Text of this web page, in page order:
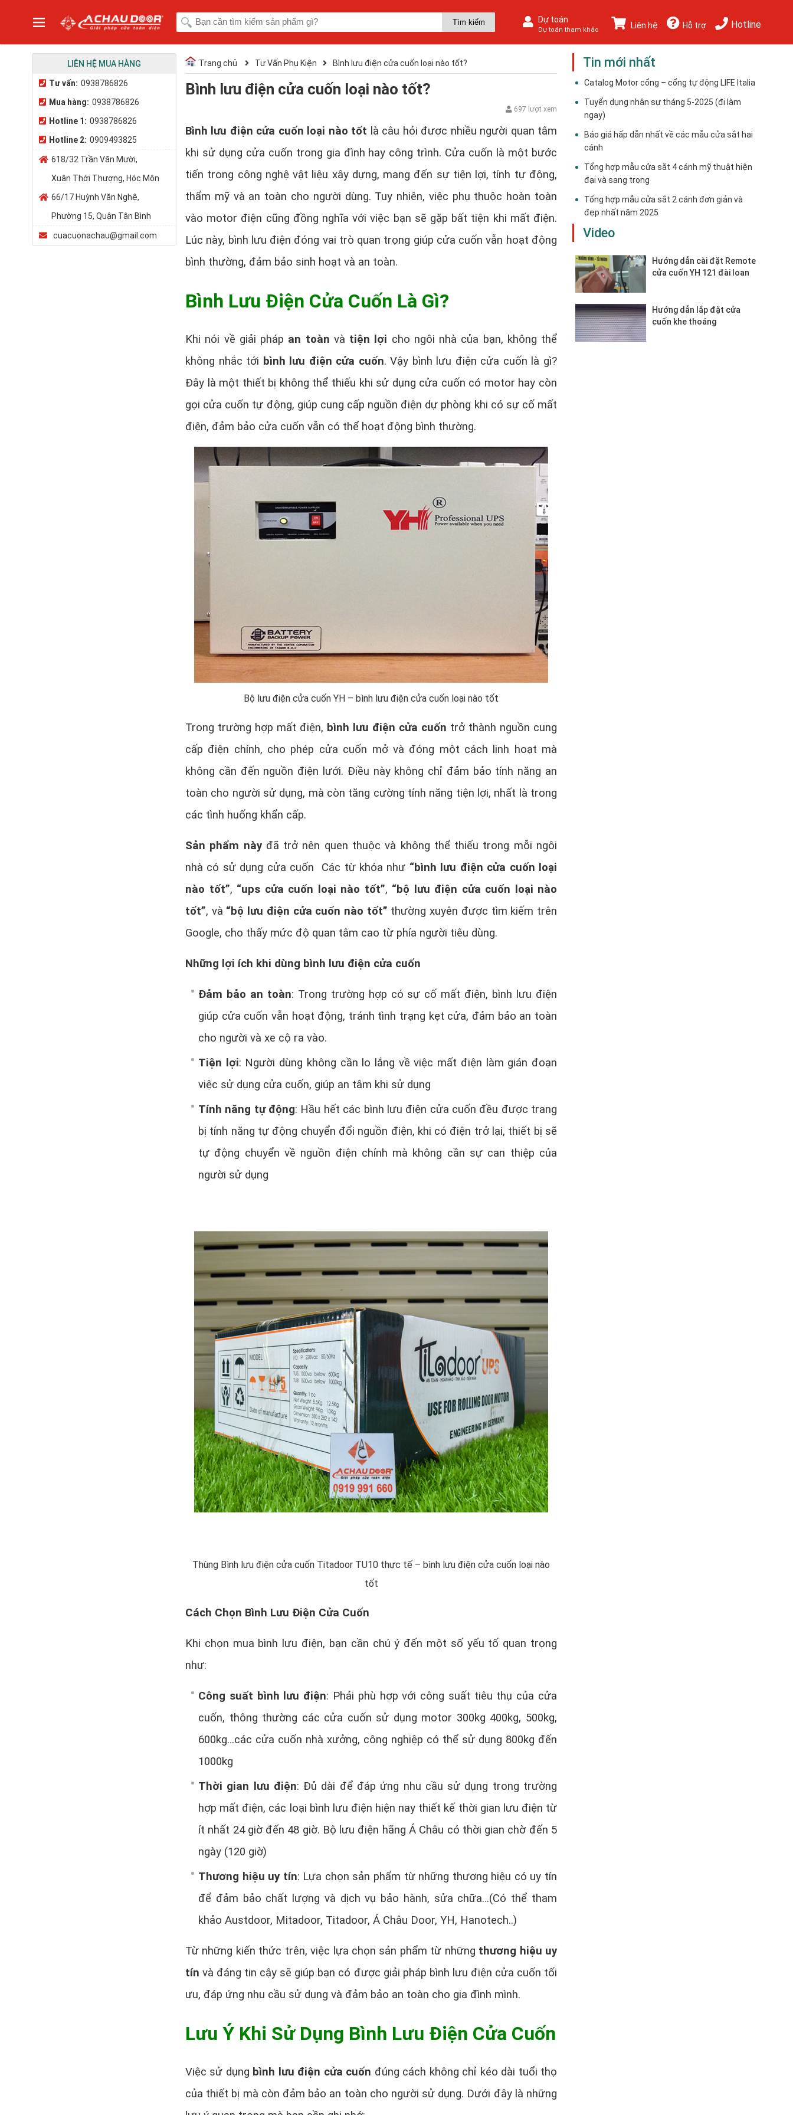
Dự toán
Dự toán tham khảo Liên hệ Hỗ trợ Hotline
LIÊN HỆ MUA HÀNG
Tư vấn: 0938786826
Mua hàng: 0938786826
Hotline 1: 0938786826
Hotline 2: 0909493825
618/32 Trần Văn Mười,
Xuân Thới Thượng, Hóc Môn
66/17 Huỳnh Văn Nghệ,
Phường 15, Quận Tân Bình
cuacuonachau@gmail.com
Trang chủ Tư Vấn Phụ Kiện Bình lưu điện cửa cuốn loại nào tốt?
Bình lưu điện cửa cuốn loại nào tốt?
697 lượt xem
Bình lưu điện cửa cuốn loại nào tốt là câu hỏi được nhiều người quan tâm
khi sử dụng cửa cuốn trong gia đình hay công trình. Cửa cuốn là một bước
tiến trong công nghệ vật liệu xây dựng, mang đến sự tiện lợi, tính tự động,
thẩm mỹ và an toàn cho người dùng. Tuy nhiên, việc phụ thuộc hoàn toàn
vào motor điện cũng đồng nghĩa với việc bạn sẽ gặp bất tiện khi mất điện.
Lúc này, bình lưu điện đóng vai trò quan trọng giúp cửa cuốn vẫn hoạt động
bình thường, đảm bảo sinh hoạt và an toàn.
Bình Lưu Điện Cửa Cuốn Là Gì?
Khi nói về giải pháp an toàn và tiện lợi cho ngôi nhà của bạn, không thể
không nhắc tới bình lưu điện cửa cuốn. Vậy bình lưu điện cửa cuốn là gì?
Đây là một thiết bị không thể thiếu khi sử dụng cửa cuốn có motor hay còn
gọi cửa cuốn tự động, giúp cung cấp nguồn điện dự phòng khi có sự cố mất
điện, đảm bảo cửa cuốn vẫn có thể hoạt động bình thường.
Bộ lưu điện cửa cuốn YH – bình lưu điện cửa cuốn loại nào tốt
Trong trường hợp mất điện, bình lưu điện cửa cuốn trở thành nguồn cung
cấp điện chính, cho phép cửa cuốn mở và đóng một cách linh hoạt mà
không cần đến nguồn điện lưới. Điều này không chỉ đảm bảo tính năng an
toàn cho người sử dụng, mà còn tăng cường tính năng tiện lợi, nhất là trong
các tình huống khẩn cấp.
Sản phẩm nàyđã trở nên quen thuộc và không thể thiếu trong mỗi ngôi
nhà có sử dụng cửa cuốn Các từ khóa như “bình lưu điện cửa cuốn loại
nào tốt”, “ups cửa cuốn loại nào tốt”, “bộ lưu điện cửa cuốn loại nào
tốt”, và “bộ lưu điện cửa cuốn nào tốt” thường xuyên được tìm kiếm trên
Google, cho thấy mức độ quan tâm cao từ phía người tiêu dùng.
Những lợi ích khi dùng bình lưu điện cửa cuốn
Đảm bảo an toàn: Trong trường hợp có sự cố mất điện, bình lưu điện
giúp cửa cuốn vẫn hoạt động, tránh tình trạng kẹt cửa, đảm bảo an toàn
cho người và xe cộ ra vào.
Tiện lợi: Người dùng không cần lo lắng về việc mất điện làm gián đoạn
việc sử dụng cửa cuốn, giúp an tâm khi sử dụng
Tính năng tự động: Hầu hết các bình lưu điện cửa cuốn đều được trang
bị tính năng tự động chuyển đổi nguồn điện, khi có điện trở lại, thiết bị sẽ
tự động chuyển về nguồn điện chính mà không cần sự can thiệp của
người sử dụng
Thùng Bình lưu điện cửa cuốn Titadoor TU10 thực tế – bình lưu điện cửa cuốn loại nào
tốt
Cách Chọn Bình Lưu Điện Cửa Cuốn
Khi chọn mua bình lưu điện, bạn cần chú ý đến một số yếu tố quan trọng
như:
Công suất bình lưu điện: Phải phù hợp với công suất tiêu thụ của cửa
cuốn, thông thường các cửa cuốn sử dụng motor 300kg 400kg, 500kg,
600kg…các cửa cuốn nhà xưởng, công nghiệp có thể sử dụng 800kg đến
1000kg
Thời gian lưu điện: Đủ dài để đáp ứng nhu cầu sử dụng trong trường
hợp mất điện, các loại bình lưu điện hiện nay thiết kế thời gian lưu điện từ
ít nhất 24 giờ đến 48 giờ. Bộ lưu điện hãng Á Châu có thời gian chờ đến 5
ngày (120 giờ)
Thương hiệu uy tín: Lựa chọn sản phẩm từ những thương hiệu có uy tín
để đảm bảo chất lượng và dịch vụ bảo hành, sửa chữa…(Có thể tham
khảo Austdoor, Mitadoor, Titadoor, Á Châu Door, YH, Hanotech..)
Từ những kiến thức trên, việc lựa chọn sản phẩm từ những thương hiệu uy
tín và đáng tin cậy sẽ giúp bạn có được giải pháp bình lưu điện cửa cuốn tối
ưu, đáp ứng nhu cầu sử dụng và đảm bảo an toàn cho gia đình mình.
Lưu Ý Khi Sử Dụng Bình Lưu Điện Cửa Cuốn
Việc sử dụng bình lưu điện cửa cuốn đúng cách không chỉ kéo dài tuổi thọ
của thiết bị mà còn đảm bảo an toàn cho người sử dụng. Dưới đây là những
Tin mới nhất
Catalog Motor cổng – cổng tự động LIFE Italia
Tuyển dụng nhân sự tháng 5-2025 (đi làm
ngay)
Báo giá hấp dẫn nhất về các mẫu cửa sắt hai
cánh
Tổng hợp mẫu cửa sắt 4 cánh mỹ thuật hiện
đại và sang trọng
Tổng hợp mẫu cửa sắt 2 cánh đơn giản và
đẹp nhất năm 2025
Video
Hướng dẫn cài đặt Remote
cửa cuốn YH 121 đài loan
Hướng dẫn lắp đặt cửa
cuốn khe thoáng